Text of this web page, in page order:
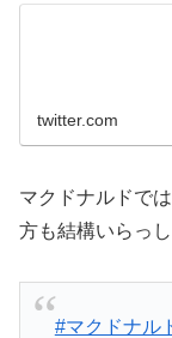
twitter.com
マクドナルドで
方も結構いらっし
#マクドナル